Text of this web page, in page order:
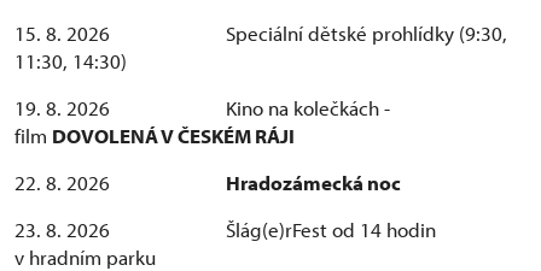
15. 8. 2026 Speciální dětské prohlídky (9:30,
11:30, 14:30)
19. 8. 2026 Kino na kolečkách -
film DOVOLENÁ V ČESKÉM RÁJI
22. 8. 2026 Hradozámecká noc
23. 8. 2026 Šlág(e)rFest od 14 hodin
v hradním parku